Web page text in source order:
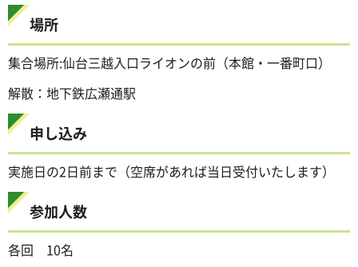
場所
集合場所:仙台三越入口ライオンの前（本館・一番町口）
解散：地下鉄広瀬通駅
申し込み
実施日の2日前まで（空席があれば当日受付いたします）
参加人数
各回 10名